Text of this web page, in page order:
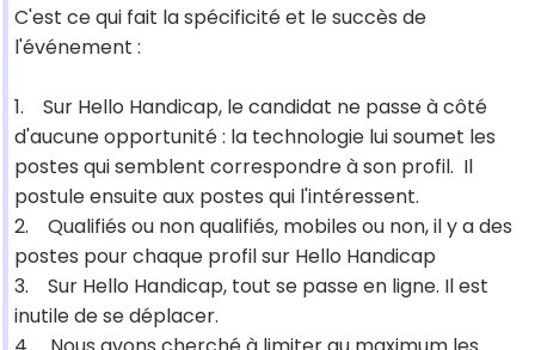
C'est ce qui fait la spécificité et le succès de
l'événement :
1. Sur Hello Handicap, le candidat ne passe à côté
d'aucune opportunité : la technologie lui soumet les
postes qui semblent correspondre à son profil. Il
postule ensuite aux postes qui l'intéressent.
2. Qualifiés ou non qualifiés, mobiles ou non, il y a des
postes pour chaque profil sur Hello Handicap
3. Sur Hello Handicap, tout se passe en ligne. Il est
inutile de se déplacer.